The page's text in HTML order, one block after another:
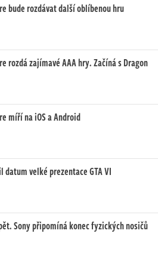
bude rozdávat další oblíbenou hru
rozdá zajímavé AAA hry. Začíná s Dragon
míří na iOS a Android
datum velké prezentace GTA VI
Sony připomíná konec fyzických nosičů